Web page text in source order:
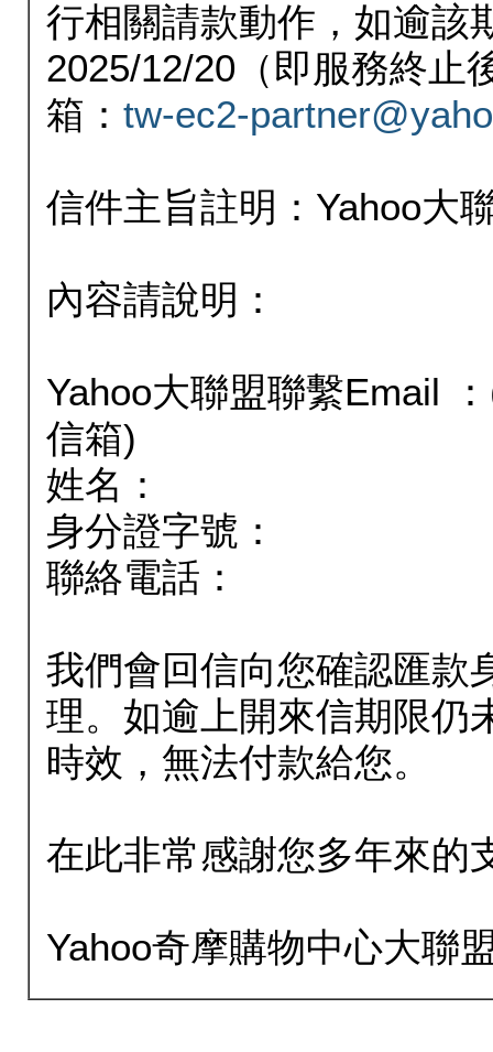
行相關請款動作，如逾該
2025/12/20（即服務終止
箱： tw-ec2-
信件主旨註明：Yahoo大
內容請說明：
Yahoo大聯盟聯繫Email
信箱)
姓名：
身分證字號：
聯絡電話：
我們會回信向您確認匯款
理。如逾上開來信期限仍
時效，無法付款給您。
在此非常感謝您多年來的
Yahoo奇摩購物中心大